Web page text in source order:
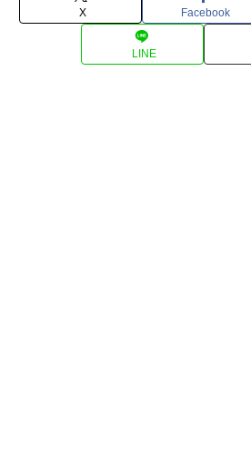
X Facebook
LINE